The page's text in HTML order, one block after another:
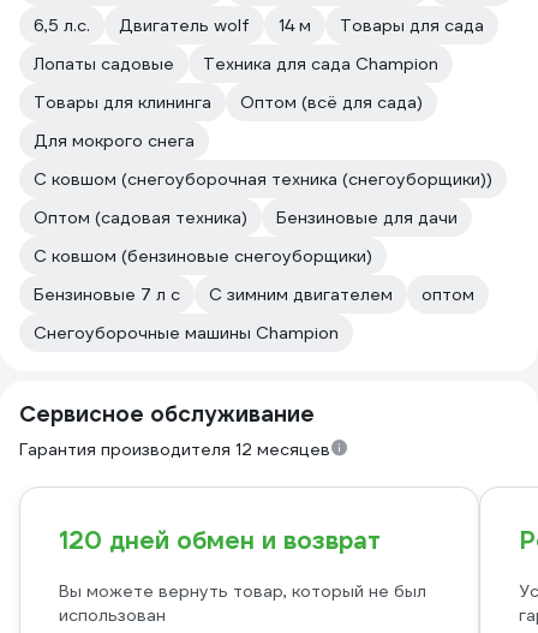
6,5 л.с.
Двигатель wolf 14 м
Товары для сада
Лопаты садовые
Техника для сада Champion
Товары для клининга
Оптом (всё для сада)
Для мокрого снега
С ковшом (снегоуборочная техника (снегоуборщики))
Оптом (садовая техника)
Бензиновые для дачи
С ковшом (бензиновые снегоуборщики)
Бензиновые 7 л с
С зимним двигателем
оптом
Снегоуборочные машины Champion
Сервисное обслуживание
Гарантия производителя 12 месяцев
120 дней обмен и возврат
Вы можете вернуть товар, который не был
использован